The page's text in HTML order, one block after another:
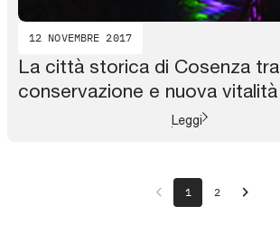
12 NOVEMBRE 2017
La città storica di Cosenza tra
conservazione e nuova vitalità
Leggi
chevron_left 1 2 chevron_right